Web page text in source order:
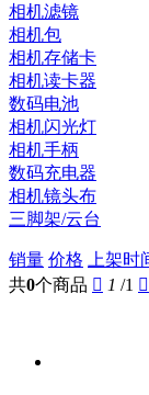
相机滤镜
相机包
相机存储卡
相机读卡器
数码电池
相机闪光灯
相机手柄
数码充电器
相机镜头布
三脚架/云台
销量 价格 上架时
共0个商品  1 /1 